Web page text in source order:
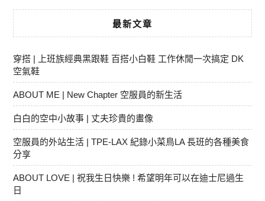
最新文章
穿搭 | 上班族經典黑跟鞋 百搭小白鞋 工作休閒一次搞定 DK
空氣鞋
ABOUT ME | New Chapter 空服員的新生活
白白的空中小故事 | 丈夫珍貴的畫像
空服員的外站生活 | TPE-LAX 紀錄小菜鳥LA 長班的各種美食
分享
ABOUT LOVE | 祝我生日快樂 ! 希望明年可以在迪士尼過生
日